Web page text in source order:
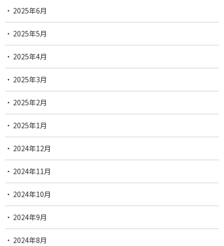
2025年6月
2025年5月
2025年4月
2025年3月
2025年2月
2025年1月
2024年12月
2024年11月
2024年10月
2024年9月
2024年8月